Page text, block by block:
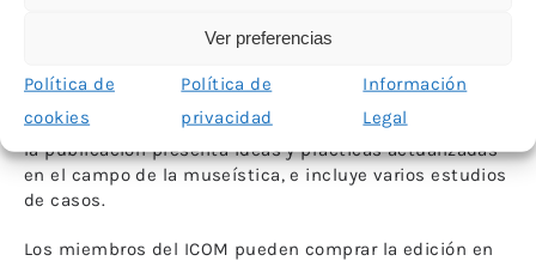
Ver preferencias
Política de
cookies
Política de
privacidad
Información
Legal
útil para museos con recursos y personal limitados en
un campo museístico en constante cambio. También
será de interés para los estudiantes de museología que
deseen trabajar en el sector. Con más de 100 unidades,
la publicación presenta ideas y prácticas actualizadas
en el campo de la museística, e incluye varios estudios
de casos.
Los miembros del ICOM pueden comprar la edición en